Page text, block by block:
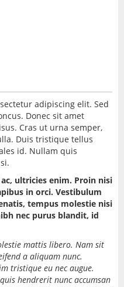
adipiscing elit. Sed
Donec sit amet
Cras ut urna semper,
Duis tristique tellus
id. Nullam quis
ultricies enim. Proin nisi
in orci. Vestibulum
tempus molestie nisi
nec purus blandit, id
mattis libero. Nam sit
a aliquam nunc.
tristique eu nec augue.
hendrerit nunc accumsan